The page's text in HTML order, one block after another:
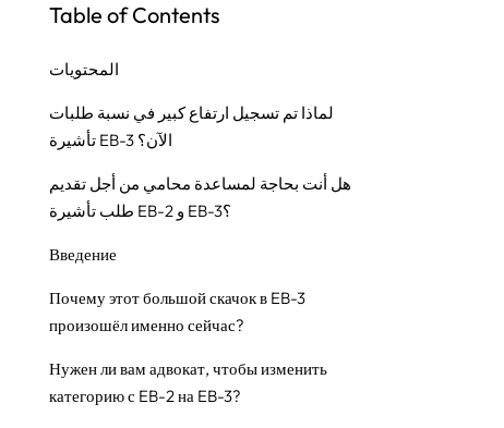
Table of Contents
المحتويات
لماذا تم تسجيل ارتفاع كبير في نسبة طلبات
تأشيرة EB-3 الآن؟
هل أنت بحاجة لمساعدة محامي من أجل تقديم
طلب تأشيرة EB-2 و EB-3؟
Введение
Почему этот большой скачок в EB-3
произошёл именно сейчас?
Нужен ли вам адвокат, чтобы изменить
категорию с EB-2 на EB-3?